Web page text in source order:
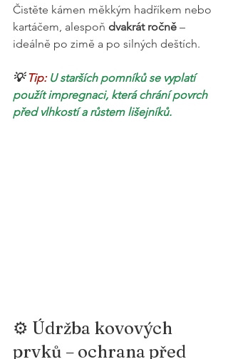
Čistěte kámen měkkým hadříkem nebo
kartáčem, alespoň dvakrát ročně –
ideálně po zimě a po silných deštích.
💡 Tip: U starších pomníků se vyplatí
použít impregnaci, která chrání povrch
před vlhkostí a růstem lišejníků.
⚙️ Údržba kovových
prvků – ochrana před